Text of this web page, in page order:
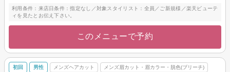
利用条件：来店日条件：指定なし／対象スタイリスト：全員／ご新規様／楽天ビューテ
ィを見たとお伝え下さい。
このメニューで予約
初回 男性 メンズヘアカット メンズ眉カット・眉カラー・脱色(ブリーチ)